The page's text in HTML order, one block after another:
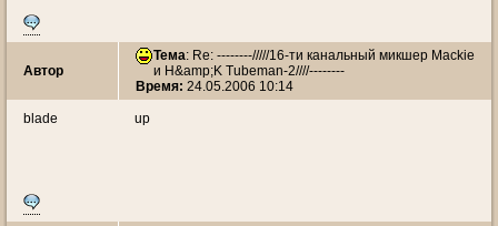
Автор
Тема: Re: --------/////16-ти канальный микшер Mackie
и H&amp;K Tubeman-2////--------
Время: 24.05.2006 10:14
blade up